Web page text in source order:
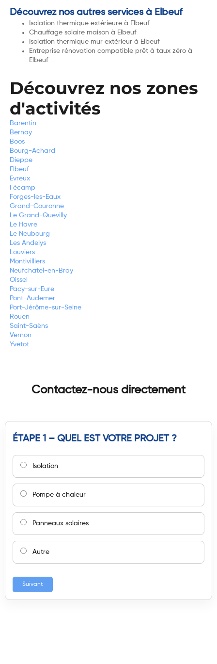
Découvrez nos autres services à Elbeuf
Isolation thermique extérieure à Elbeuf
Chauffage solaire maison à Elbeuf
Isolation thermique mur extérieur à Elbeuf
Entreprise rénovation compatible prêt à taux zéro à
Elbeuf
Découvrez nos zones
d'activités
Barentin
Bernay
Boos
Bourg-Achard
Dieppe
Elbeuf
Evreux
Fécamp
Forges-les-Eaux
Grand-Couronne
Le Grand-Quevilly
Le Havre
Le Neubourg
Les Andelys
Louviers
Montivilliers
Neufchatel-en-Bray
Oissel
Pacy-sur-Eure
Pont-Audemer
Port-Jérôme-sur-Seine
Rouen
Saint-Saëns
Vernon
Yvetot
Contactez-nous directement
ÉTAPE 1 – QUEL EST VOTRE PROJET ?
Isolation
Pompe à chaleur
Panneaux solaires
Autre
Suivant